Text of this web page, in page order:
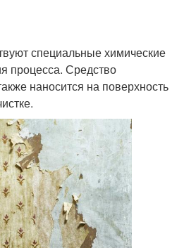
специальные химические
процесса. Средство
наносится на поверхность